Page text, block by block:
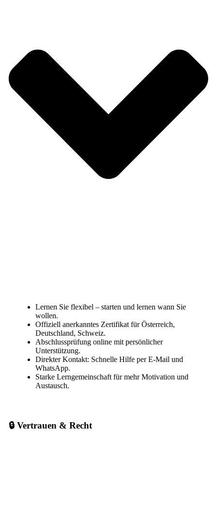
Lernen Sie flexibel – starten und lernen wann Sie
wollen.
Offiziell anerkanntes Zertifikat für Österreich,
Deutschland, Schweiz.
Abschlussprüfung online mit persönlicher
Unterstützung.
Direkter Kontakt: Schnelle Hilfe per E-Mail und
WhatsApp.
Starke Lerngemeinschaft für mehr Motivation und
Austausch.
🔒 Vertrauen & Recht